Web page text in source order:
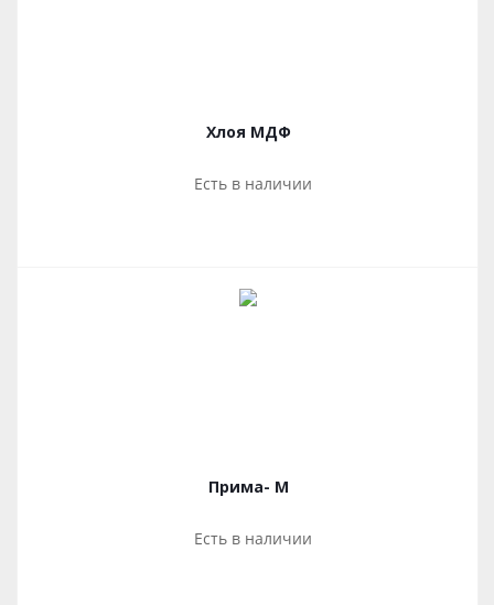
Хлоя МДФ
Есть в наличии
Прима- М
Есть в наличии